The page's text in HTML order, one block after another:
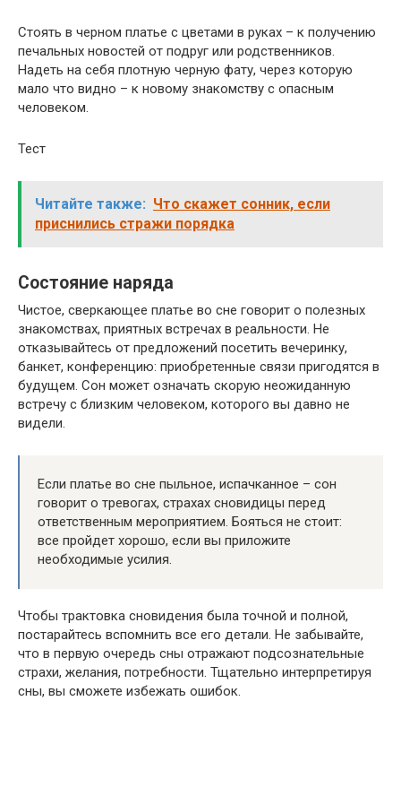
Стоять в черном платье с цветами в руках – к получению
печальных новостей от подруг или родственников.
Надеть на себя плотную черную фату, через которую
мало что видно – к новому знакомству с опасным
человеком.
Тест
Читайте также: Что скажет сонник, если
приснились стражи порядка
Состояние наряда
Чистое, сверкающее платье во сне говорит о полезных
знакомствах, приятных встречах в реальности. Не
отказывайтесь от предложений посетить вечеринку,
банкет, конференцию: приобретенные связи пригодятся в
будущем. Сон может означать скорую неожиданную
встречу с близким человеком, которого вы давно не
видели.
Если платье во сне пыльное, испачканное – сон
говорит о тревогах, страхах сновидицы перед
ответственным мероприятием. Бояться не стоит:
все пройдет хорошо, если вы приложите
необходимые усилия.
Чтобы трактовка сновидения была точной и полной,
постарайтесь вспомнить все его детали. Не забывайте,
что в первую очередь сны отражают подсознательные
страхи, желания, потребности. Тщательно интерпретируя
сны, вы сможете избежать ошибок.